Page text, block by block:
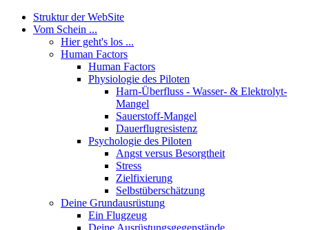
Struktur der WebSite
Vom Schein ...
Hier geht's los ...
Human Factors
Human Factors
Physiologie des Piloten
Harn-Überfluss - Wasser- & Elektrolyt-
Mangel
Sauerstoff-Mangel
Dauerflugresistenz
Psychologie des Piloten
Angst versus Besorgtheit
Stress
Zielfixierung
Selbstüberschätzung
Deine Grundausrüstung
Ein Flugzeug
Deine Ausrüstungsgegenstände